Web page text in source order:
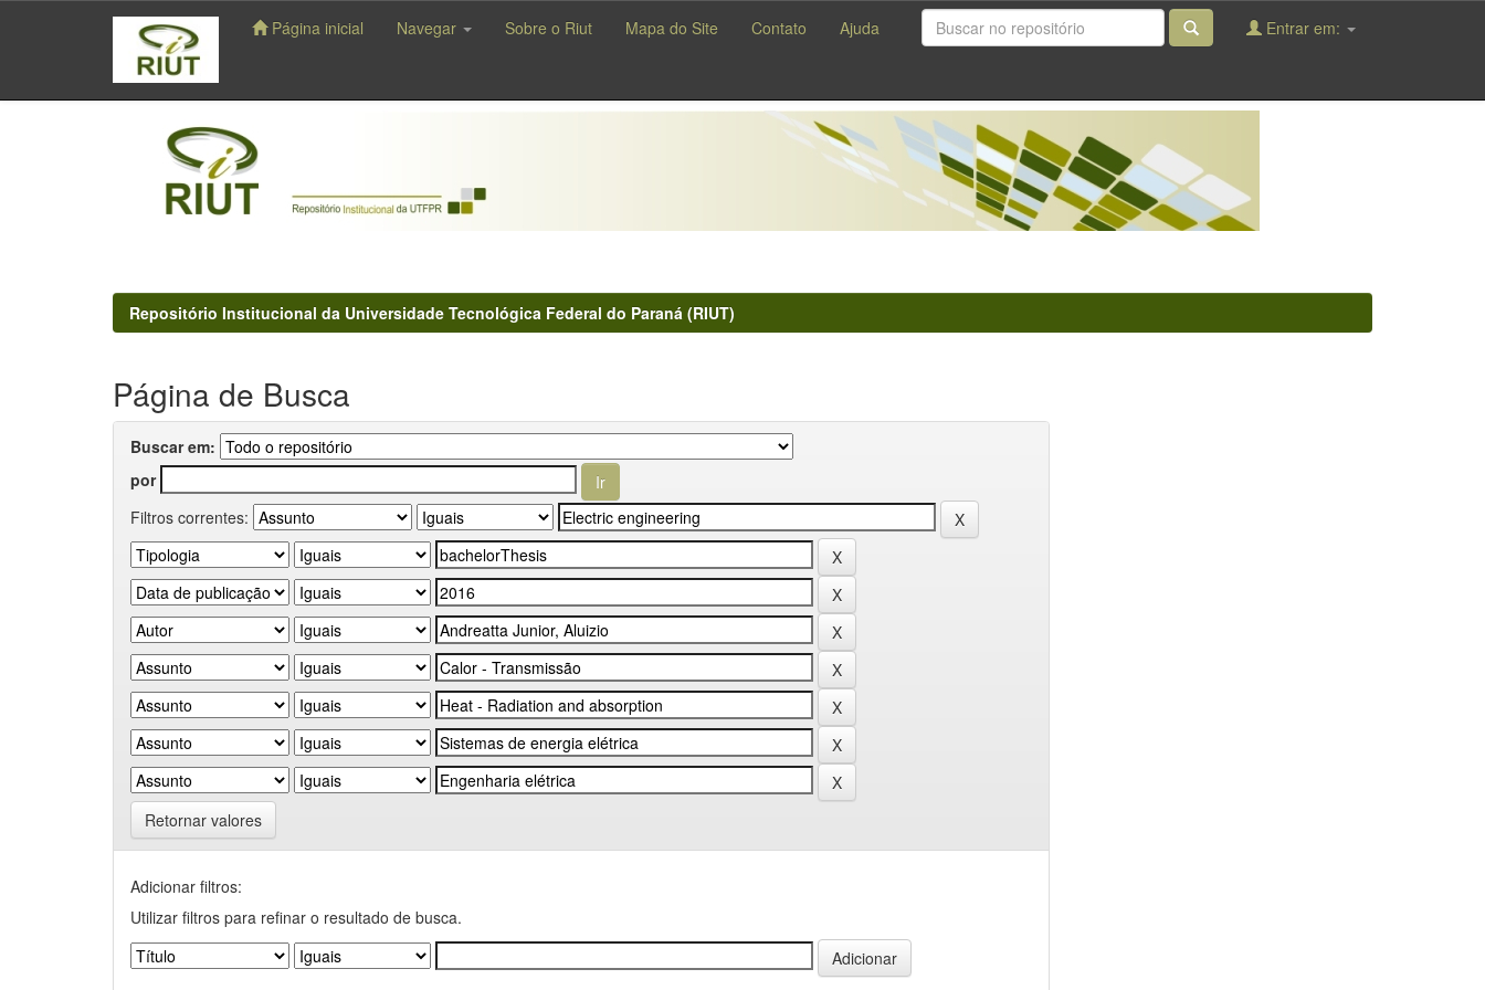
navigation
Página inicial Navegar Sobre o Riut Mapa do Site Contato Ajuda Entrar em:
Repositório Institucional da Universidade Tecnológica Federal do Paraná (RIUT)
Página de Busca
Buscar em:
por
Filtros correntes:
Retornar valores
Adicionar filtros:
Utilizar filtros para refinar o resultado de busca.